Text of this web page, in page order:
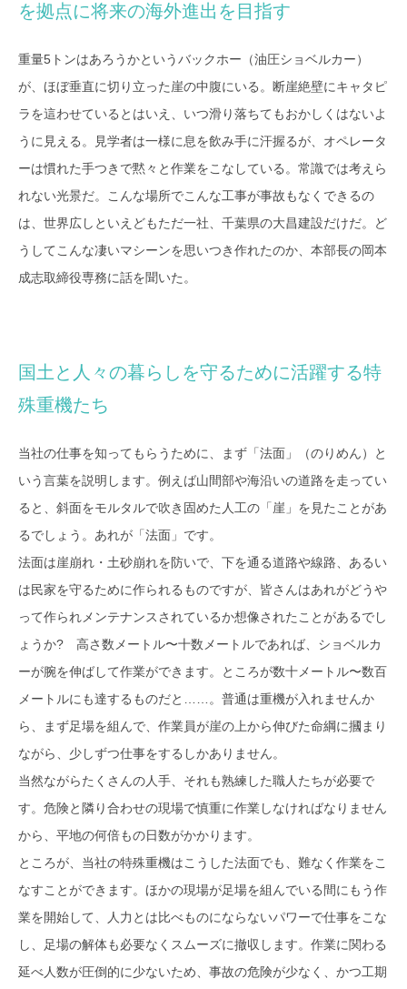
を拠点に将来の海外進出を目指す
重量5トンはあろうかというバックホー（油圧ショベルカー）
が、ほぼ垂直に切り立った崖の中腹にいる。断崖絶壁にキャタピ
ラを這わせているとはいえ、いつ滑り落ちてもおかしくはないよ
うに見える。見学者は一様に息を飲み手に汗握るが、オペレータ
ーは慣れた手つきで黙々と作業をこなしている。常識では考えら
れない光景だ。こんな場所でこんな工事が事故もなくできるの
は、世界広しといえどもただ一社、千葉県の大昌建設だけだ。ど
うしてこんな凄いマシーンを思いつき作れたのか、本部長の岡本
成志取締役専務に話を聞いた。
国土と人々の暮らしを守るために活躍する特
殊重機たち
当社の仕事を知ってもらうために、まず「法面」（のりめん）と
いう言葉を説明します。例えば山間部や海沿いの道路を走ってい
ると、斜面をモルタルで吹き固めた人工の「崖」を見たことがあ
るでしょう。あれが「法面」です。
法面は崖崩れ・土砂崩れを防いで、下を通る道路や線路、あるい
は民家を守るために作られるものですが、皆さんはあれがどうや
って作られメンテナンスされているか想像されたことがあるでし
ょうか? 高さ数メートル〜十数メートルであれば、ショベルカ
ーが腕を伸ばして作業ができます。ところが数十メートル〜数百
メートルにも達するものだと……。普通は重機が入れませんか
ら、まず足場を組んで、作業員が崖の上から伸びた命綱に摑まり
ながら、少しずつ仕事をするしかありません。
当然ながらたくさんの人手、それも熟練した職人たちが必要で
す。危険と隣り合わせの現場で慎重に作業しなければなりません
から、平地の何倍もの日数がかかります。
ところが、当社の特殊重機はこうした法面でも、難なく作業をこ
なすことができます。ほかの現場が足場を組んでいる間にもう作
業を開始して、人力とは比べものにならないパワーで仕事をこな
し、足場の解体も必要なくスムーズに撤収します。作業に関わる
延べ人数が圧倒的に少ないため、事故の危険が少なく、かつ工期